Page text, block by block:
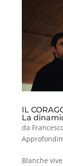
IL
La
da
Blanche